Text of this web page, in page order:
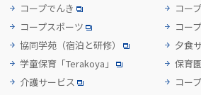
コープでんき
コー
コープスポーツ
コー
協同学苑 （宿泊と研修） 夕食
学童保育「Terakoya」
保育
介護サービス
コー